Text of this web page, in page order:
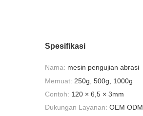
Spesifikasi
Nama: mesin pengujian abrasi
Memuat: 250g, 500g, 1000g
Contoh: 120 × 6,5 × 3mm
Dukungan Layanan: OEM ODM